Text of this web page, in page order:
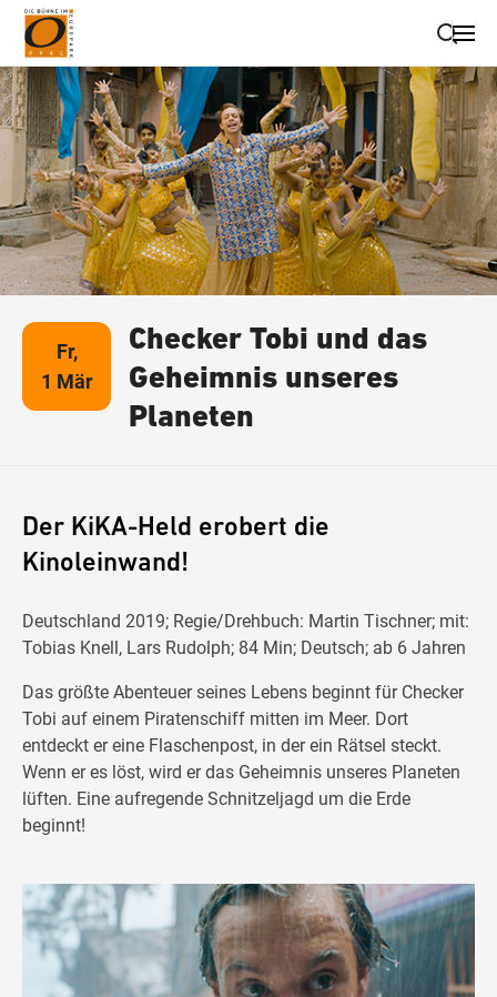
Suche schließen
Wegbeschreibung erhalten
Fr,
1 Mär
Checker Tobi und das
Geheimnis unseres
Planeten
Der KiKA-Held erobert die
Kinoleinwand!
Deutschland 2019; Regie/Drehbuch: Martin Tischner; mit:
Tobias Knell, Lars Rudolph; 84 Min; Deutsch; ab 6 Jahren
Das größte Abenteuer seines Lebens beginnt für Checker
Tobi auf einem Piratenschiff mitten im Meer. Dort
entdeckt er eine Flaschenpost, in der ein Rätsel steckt.
Wenn er es löst, wird er das Geheimnis unseres Planeten
lüften. Eine aufregende Schnitzeljagd um die Erde
beginnt!